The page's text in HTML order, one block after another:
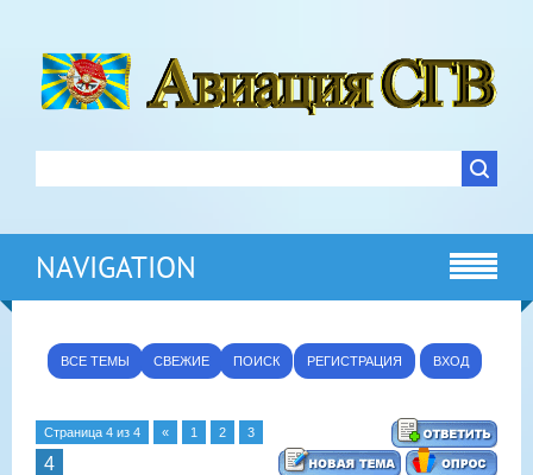
NAVIGATION
ВСЕ ТЕМЫ СВЕЖИЕ ПОИСК РЕГИСТРАЦИЯ ВХОД
Страница 4 из 4 « 1 2 3
4